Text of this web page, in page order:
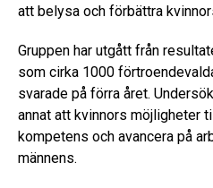
att belysa och förbättra
Gruppen har utgått från
som cirka 1000
svarade på förra året.
annat att kvinnors möjligheter
kompetens och avancera på
männens.